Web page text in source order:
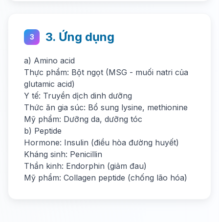
3 3. Ứng dụng
a) Amino acid
Thực phẩm: Bột ngọt (MSG - muối natri của
glutamic acid)
Y tế: Truyền dịch dinh dưỡng
Thức ăn gia súc: Bổ sung lysine, methionine
Mỹ phẩm: Dưỡng da, dưỡng tóc
b) Peptide
Hormone: Insulin (điều hòa đường huyết)
Kháng sinh: Penicillin
Thần kinh: Endorphin (giảm đau)
Mỹ phẩm: Collagen peptide (chống lão hóa)